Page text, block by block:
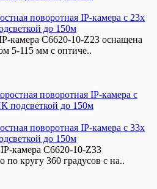
поворотная IP-камера с 23х
до 150м
камера C6620-10-Z23 оснащена
5-115 мм с оптиче..
поворотная IP-камера с 33х
до 150м
камера C6620-10-Z33
по кругу 360 градусов с на..